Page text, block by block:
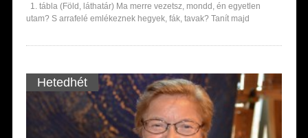
1. tábla (Föld, láthatár) Ma merre vezetsz, mondd, én egyetlen
utam? S arrafelé emlékeznek hegyek, fák, tavak? Tanít majd
Hetedhét